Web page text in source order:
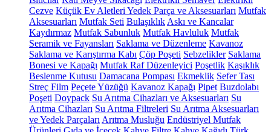
Cezve Küçük Ev Aletleri Yedek Parça ve Aksesuarları Mutfak
Aksesuarları Mutfak Seti Bulaşıklık Askı ve Kancalar
Kaydırmaz Mutfak Sabunluk Mutfak Havluluk Mutfak
Seramik ve Fayansları Saklama ve Düzenleme Kavanoz
Saklama ve Karıştırma Kabı Çöp Poşeti Sebzelikler Saklama
Bonesi ve Kapağı Mutfak Raf Düzenleyici Poşetlik Kaşıklık
Beslenme Kutusu Damacana Pompası Ekmeklik Sefer Tası
Streç Film Peçete Yüzüğü Kavanoz Kapağı Pipet Buzdolabı
Poşeti Doypack Su Arıtma Cihazları ve Aksesuarları Su
Arıtma Cihazları Su Arıtma Filtreleri Su Arıtma Aksesuarları
ve Yedek Parçaları Arıtma Musluğu Endüstriyel Mutfak